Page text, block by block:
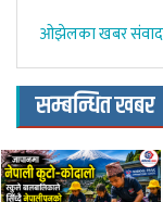
ओझेलका खबर
सम्बन्धित खबर